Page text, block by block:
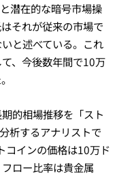
潜在的な暗号市場操
それが従来の市場で
と述べている。これ
、今後数年間で10万
的相場推移を「スト
析するアナリストで
コインの価格は10万ド
ロー比率は貴金属